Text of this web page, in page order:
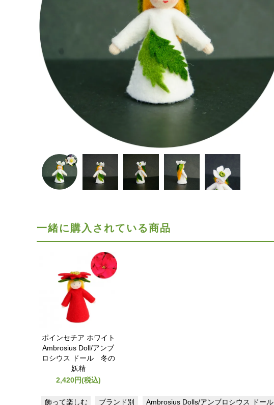
一緒に購入されている商品
ポインセチア ホワイト
Ambrosius Doll/アンブ
ロシウス ドール 冬の
妖精
2,420円(税込)
飾って楽しむ ブランド別 Ambrosius Dolls/アンブロシウス ドール